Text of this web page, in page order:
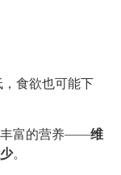
食欲也可能下
丰富的营养——维
。